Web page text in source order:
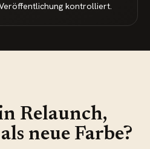
kontrolliert.
Relaunch,
neue Farbe?